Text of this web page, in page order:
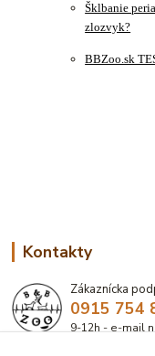
Šklbanie
zlozvyk?
BBZoo.sk
Kontakty
Zákaznícka
0915 754
9-12h - e-mail